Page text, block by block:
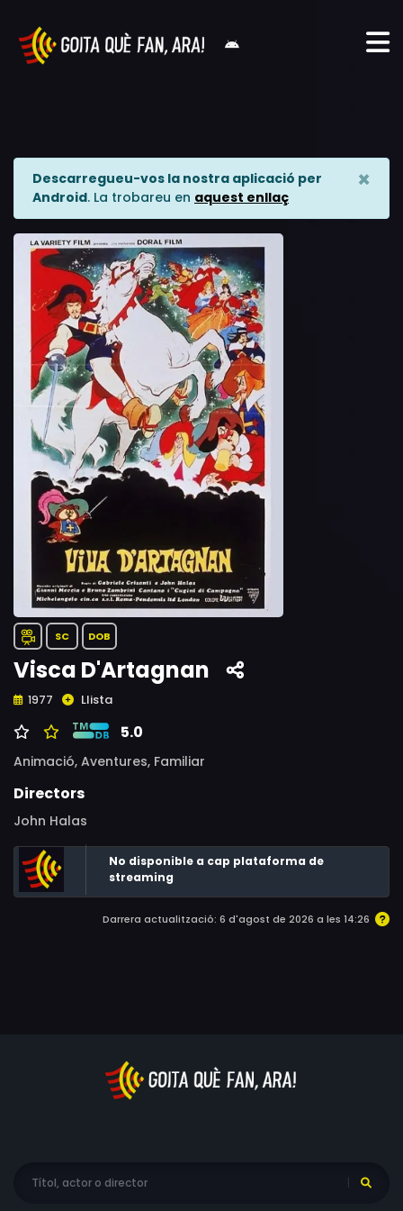
Descarregueu-vos la nostra aplicació per
Android. La trobareu en aquest enllaç
×
SC DOB
Visca D'Artagnan
1977 Llista
5.0
Animació, Aventures, Familiar
Directors
John Halas
No disponible a cap plataforma de
streaming
Darrera actualització: 6 d'agost de 2026 a les 14:26